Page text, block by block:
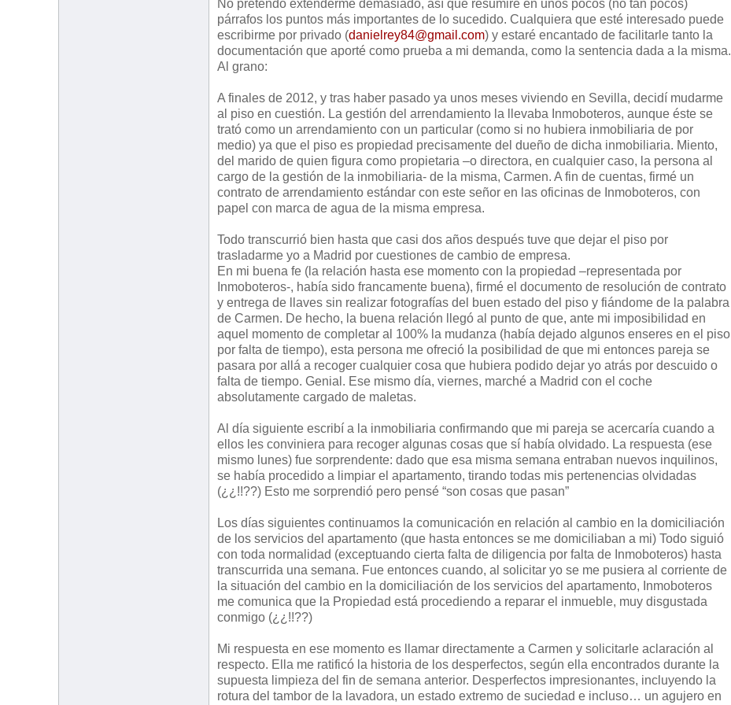
No pretendo extenderme demasiado, así que resumiré en unos pocos (no tan pocos)
párrafos los puntos más importantes de lo sucedido. Cualquiera que esté interesado puede
escribirme por privado (danielrey84@gmail.com) y estaré encantado de facilitarle tanto la
documentación que aporté como prueba a mi demanda, como la sentencia dada a la misma.
Al grano:
A finales de 2012, y tras haber pasado ya unos meses viviendo en Sevilla, decidí mudarme
al piso en cuestión. La gestión del arrendamiento la llevaba Inmoboteros, aunque éste se
trató como un arrendamiento con un particular (como si no hubiera inmobiliaria de por
medio) ya que el piso es propiedad precisamente del dueño de dicha inmobiliaria. Miento,
del marido de quien figura como propietaria –o directora, en cualquier caso, la persona al
cargo de la gestión de la inmobiliaria- de la misma, Carmen. A fin de cuentas, firmé un
contrato de arrendamiento estándar con este señor en las oficinas de Inmoboteros, con
papel con marca de agua de la misma empresa.
Todo transcurrió bien hasta que casi dos años después tuve que dejar el piso por
trasladarme yo a Madrid por cuestiones de cambio de empresa.
En mi buena fe (la relación hasta ese momento con la propiedad –representada por
Inmoboteros-, había sido francamente buena), firmé el documento de resolución de contrato
y entrega de llaves sin realizar fotografías del buen estado del piso y fiándome de la palabra
de Carmen. De hecho, la buena relación llegó al punto de que, ante mi imposibilidad en
aquel momento de completar al 100% la mudanza (había dejado algunos enseres en el piso
por falta de tiempo), esta persona me ofreció la posibilidad de que mi entonces pareja se
pasara por allá a recoger cualquier cosa que hubiera podido dejar yo atrás por descuido o
falta de tiempo. Genial. Ese mismo día, viernes, marché a Madrid con el coche
absolutamente cargado de maletas.
Al día siguiente escribí a la inmobiliaria confirmando que mi pareja se acercaría cuando a
ellos les conviniera para recoger algunas cosas que sí había olvidado. La respuesta (ese
mismo lunes) fue sorprendente: dado que esa misma semana entraban nuevos inquilinos,
se había procedido a limpiar el apartamento, tirando todas mis pertenencias olvidadas
(¿¿!!??) Esto me sorprendió pero pensé “son cosas que pasan”
Los días siguientes continuamos la comunicación en relación al cambio en la domiciliación
de los servicios del apartamento (que hasta entonces se me domiciliaban a mi) Todo siguió
con toda normalidad (exceptuando cierta falta de diligencia por falta de Inmoboteros) hasta
transcurrida una semana. Fue entonces cuando, al solicitar yo se me pusiera al corriente de
la situación del cambio en la domiciliación de los servicios del apartamento, Inmoboteros
me comunica que la Propiedad está procediendo a reparar el inmueble, muy disgustada
conmigo (¿¿!!??)
Mi respuesta en ese momento es llamar directamente a Carmen y solicitarle aclaración al
respecto. Ella me ratificó la historia de los desperfectos, según ella encontrados durante la
supuesta limpieza del fin de semana anterior. Desperfectos impresionantes, incluyendo la
rotura del tambor de la lavadora, un estado extremo de suciedad e incluso… un agujero en